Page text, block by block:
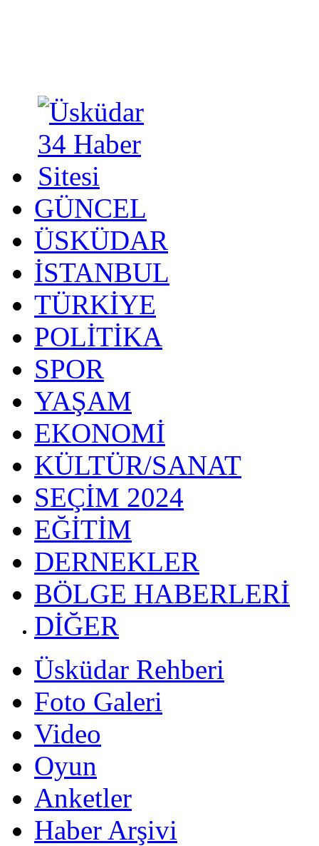
GÜNCEL
ÜSKÜDAR
İSTANBUL
TÜRKİYE
POLİTİKA
SPOR
YAŞAM
EKONOMİ
KÜLTÜR/SANAT
SEÇİM 2024
EĞİTİM
DERNEKLER
BÖLGE HABERLERİ
DİĞER
Üsküdar Rehberi
Foto Galeri
Video
Oyun
Anketler
Haber Arşivi